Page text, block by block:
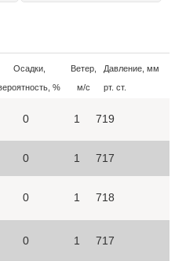
Осадки,
%
Ветер,
м/с
Давление, мм
рт. ст.
0 1 719
0 1 717
0 1 718
0 1 717